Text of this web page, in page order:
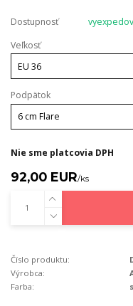
Dostupnosť
Veľkosť
Podpätok
Nie sme platcovia DPH
92,00 EUR/ks
Číslo produktu:
Výrobca:
Farba: